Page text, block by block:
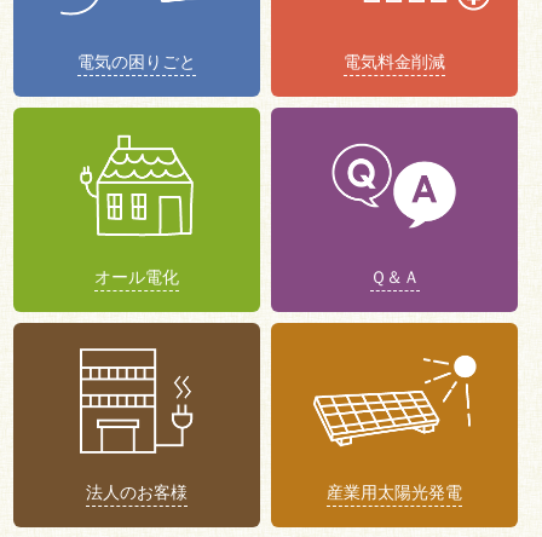
電気の困りごと 電気料金削減
オール電化 Ｑ＆Ａ
法人のお客様 産業用太陽光発電